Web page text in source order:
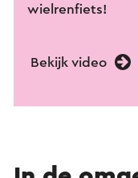
wielrenfiets!
Bekijk video